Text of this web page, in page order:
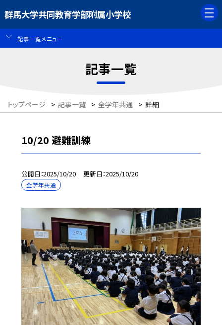
群馬大学共同教育学部附属小学校
記事一覧メニュー
記事一覧
トップページ > 記事一覧 > 全学年共通 > 詳細
10/20 避難訓練
公開日 2025/10/20 更新日 2025/10/20
全学年共通